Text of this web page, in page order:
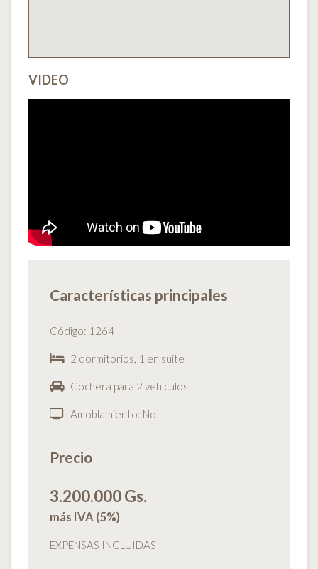
VIDEO
Características principales
Código: 1264
2 dormitorios, 1 en suite
Cochera para 2 vehículos
Amoblamiento: No
Precio
3.200.000 Gs.
más IVA (5%)
EXPENSAS INCLUIDAS